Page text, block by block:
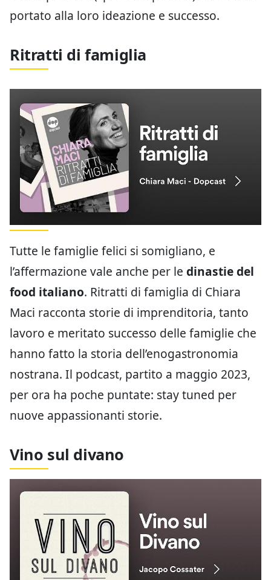
portato alla loro ideazione e successo.
Ritratti di famiglia
Tutte le famiglie felici si somigliano, e
l’affermazione vale anche per le dinastie del
food italiano. Ritratti di famiglia di Chiara
Maci racconta storie di imprenditoria, tanto
lavoro e meritato successo delle famiglie che
hanno fatto la storia dell’enogastronomia
nostrana. Il podcast, partito a maggio 2023,
per ora ha poche puntate: stay tuned per
nuove appassionanti storie.
Vino sul divano